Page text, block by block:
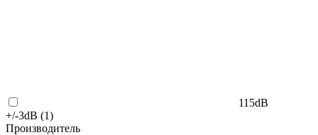
115dB
+/-3dB (1)
Производитель